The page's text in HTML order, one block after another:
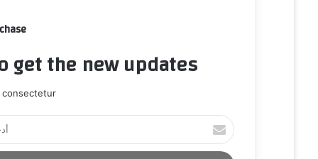
the new updates!
أ
د
خ